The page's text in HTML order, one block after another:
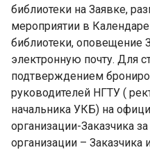
библиотеки на Заявке,
мероприятии в
библиотеки, оповещение
электронную почту. Для
подтверждением
руководителей НГТУ (
начальника УКБ) на
организации-Заказчика
организации –